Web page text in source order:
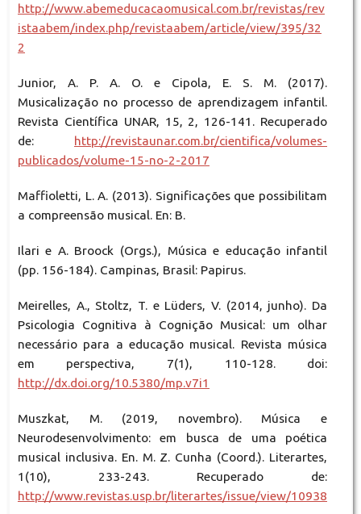
http://www.abemeducacaomusical.com.br/revistas/rev
istaabem/index.php/revistaabem/article/view/395/32
2
Junior, A. P. A. O. e Cipola, E. S. M. (2017).
Musicalização no processo de aprendizagem infantil.
Revista Científica UNAR, 15, 2, 126-141. Recuperado
de: http://revistaunar.com.br/cientifica/volumes-
publicados/volume-15-no-2-2017
Maffioletti, L. A. (2013). Significações que possibilitam
a compreensão musical. En: B.
Ilari e A. Broock (Orgs.), Música e educação infantil
(pp. 156-184). Campinas, Brasil: Papirus.
Meirelles, A., Stoltz, T. e Lüders, V. (2014, junho). Da
Psicologia Cognitiva à Cognição Musical: um olhar
necessário para a educação musical. Revista música
em perspectiva, 7(1), 110-128. doi:
http://dx.doi.org/10.5380/mp.v7i1
Muszkat, M. (2019, novembro). Música e
Neurodesenvolvimento: em busca de uma poética
musical inclusiva. En. M. Z. Cunha (Coord.). Literartes,
1(10), 233-243. Recuperado de:
http://www.revistas.usp.br/literartes/issue/view/10938